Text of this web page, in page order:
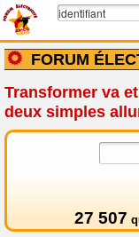
FORUM
Transformer va
deux simples
27 507